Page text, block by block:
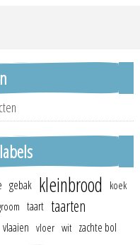
gebak kleinbrood
koek
taart taarten
vlaaien vloer wit zachte bol